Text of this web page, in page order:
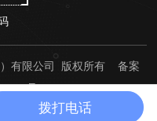
）有限公司 版权所有备案
号-1
拨打电话